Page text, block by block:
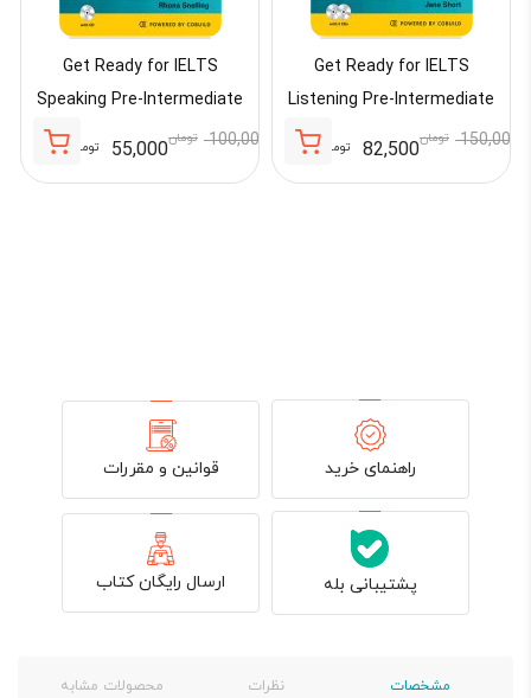
Get Ready for IELTS
Listening Pre-Intermediate
150,000 تومان82,500 تومان
Get Ready for IELTS
Speaking Pre-Intermediate
100,000 تومان55,000 تومان
راهنمای خرید قوانین و مقررات
پشتیبانی بله ارسال رایگان کتاب
مشخصات نظرات محصولات مشابه